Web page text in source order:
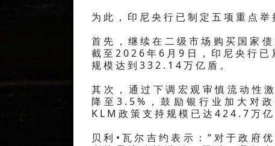
为此，印尼央行已制定五项重点举
首先，继续在二级市场购买国家
截至2026年6月9日，印尼央行
规模达到332.14万亿盾。
其次，通过下调宏观审慎流动性
降至3.5%，鼓励银行业加大对
KLM政策支持规模已达424.7万亿
贝利•瓦尔吉约表示：“对于政府